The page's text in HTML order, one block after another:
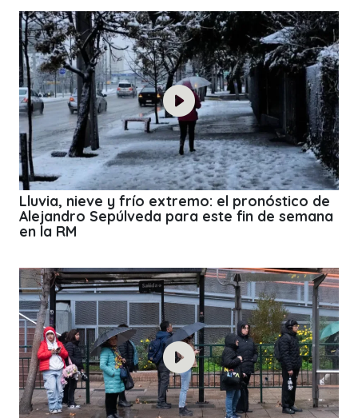
Lluvia, nieve y frío extremo: el pronóstico de
Alejandro Sepúlveda para este fin de semana
en la RM